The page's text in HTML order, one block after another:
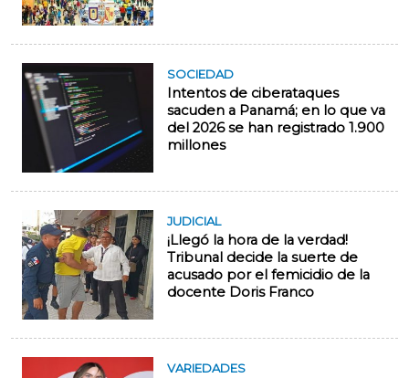
SOCIEDAD
Intentos de ciberataques
sacuden a Panamá; en lo que va
del 2026 se han registrado 1.900
millones
JUDICIAL
¡Llegó la hora de la verdad!
Tribunal decide la suerte de
acusado por el femicidio de la
docente Doris Franco
VARIEDADES